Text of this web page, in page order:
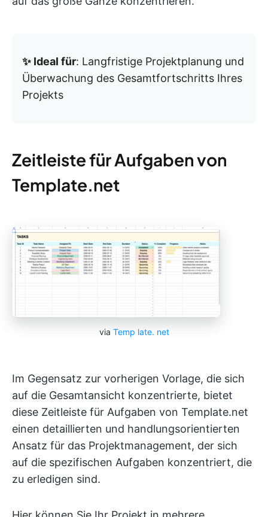
✨ Ideal für: Langfristige Projektplanung und
Überwachung des Gesamtfortschritts Ihres
Projekts
Zeitleiste für Aufgaben von
Template.net
via Temp late. net
Im Gegensatz zur vorherigen Vorlage, die sich
auf die Gesamtansicht konzentrierte, bietet
diese Zeitleiste für Aufgaben von Template.net
einen detaillierten und handlungsorientierten
Ansatz für das Projektmanagement, der sich
auf die spezifischen Aufgaben konzentriert, die
zu erledigen sind.